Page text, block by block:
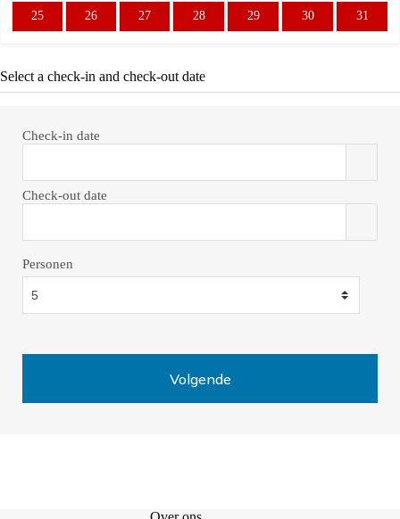
25 26 27 28 29 30 31
Select a check-in and check-out date
Check-in date
Check-out date
Personen